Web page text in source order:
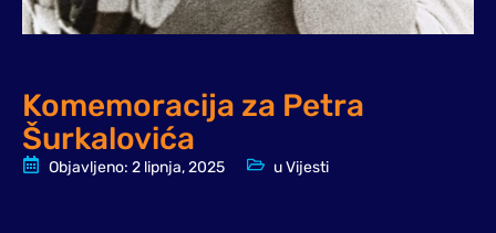
Komemoracija za Petra
Šurkalovića
Objavljeno: 2 lipnja, 2025 uVijesti